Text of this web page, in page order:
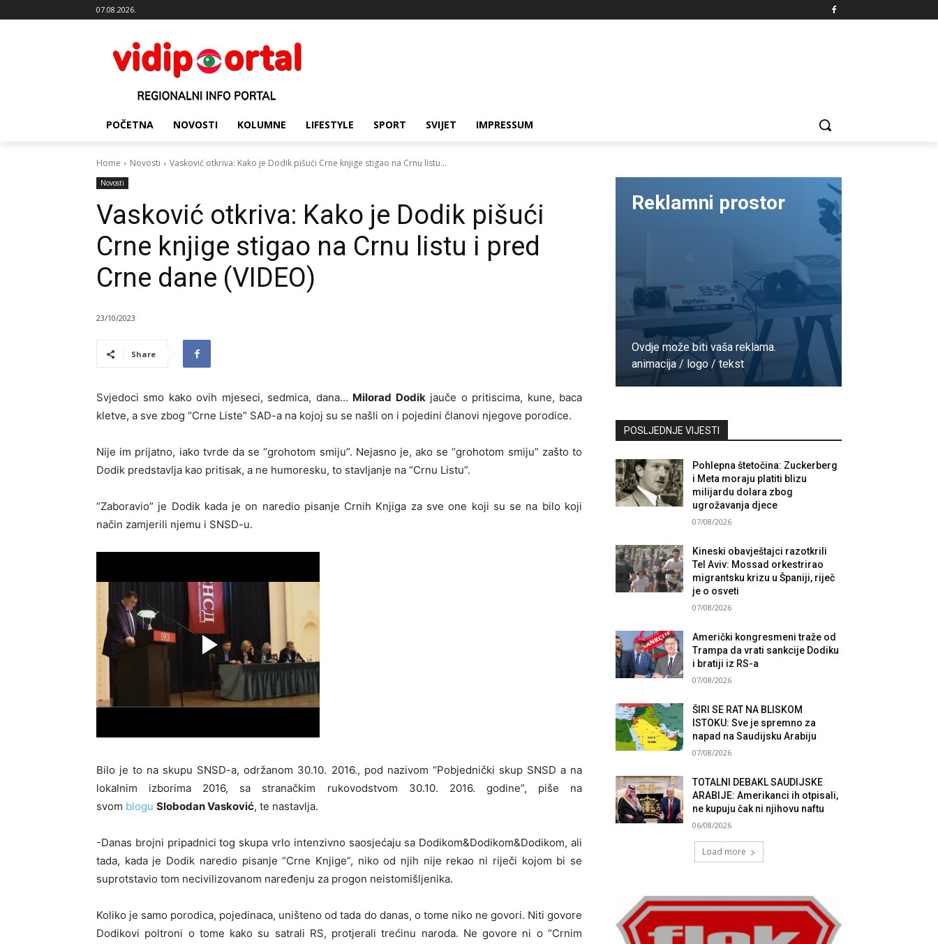
07.08.2026.
POČETNA NOVOSTI KOLUMNE LIFESTYLE SPORT SVIJET IMPRESSUM
Home Novosti Vasković otkriva: Kako je Dodik pišući Crne knjige stigao na Crnu listu...
Novosti
Vasković otkriva: Kako je Dodik pišući
Crne knjige stigao na Crnu listu i pred
Crne dane (VIDEO)
23/10/2023
Share
Svjedoci smo kako ovih mjeseci, sedmica, dana… Milorad Dodikjauče o pritiscima, kune, baca
kletve, a sve zbog “Crne Liste” SAD-a na kojoj su se našli on i pojedini članovi njegove porodice.
Nije im prijatno, iako tvrde da se “grohotom smiju”. Nejasno je, ako se “grohotom smiju” zašto to
Dodik predstavlja kao pritisak, a ne humoresku, to stavljanje na “Crnu Listu”.
“Zaboravio” je Dodik kada je on naredio pisanje Crnih Knjiga za sve one koji su se na bilo koji
način zamjerili njemu i SNSD-u.
Bilo je to na skupu SNSD-a, održanom 30.10. 2016., pod nazivom “Pobjednički skup SNSD a na
lokalnim izborima 2016, sa stranačkim rukovodstvom 30.10. 2016. godine”, piše na
svom blogu Slobodan Vasković, te nastavlja.
-Danas brojni pripadnici tog skupa vrlo intenzivno saosjećaju sa Dodikom&Dodikom&Dodikom, ali
tada, kada je Dodik naredio pisanje “Crne Knjige”, niko od njih nije rekao ni riječi kojom bi se
suprotstavio tom necivilizovanom naređenju za progon neistomišljenika.
Koliko je samo porodica, pojedinaca, uništeno od tada do danas, o tome niko ne govori. Niti govore
Dodikovi poltroni o tome kako su satrali RS, protjerali trećinu naroda. Ne govore ni o “Crnim
Reklamni prostor
Ovdje može biti vaša reklama.
animacija / logo / tekst
POSLJEDNJE VIJESTI
Pohlepna štetočina: Zuckerberg
i Meta moraju platiti blizu
milijardu dolara zbog
ugrožavanja djece
07/08/2026
Kineski obavještajci razotkrili
Tel Aviv: Mossad orkestrirao
migrantsku krizu u Španiji, riječ
je o osveti
07/08/2026
Američki kongresmeni traže od
Trampa da vrati sankcije Dodiku
i bratiji iz RS-a
07/08/2026
ŠIRI SE RAT NA BLISKOM
ISTOKU: Sve je spremno za
napad na Saudijsku Arabiju
07/08/2026
TOTALNI DEBAKL SAUDIJSKE
ARABIJE: Amerikanci ih otpisali,
ne kupuju čak ni njihovu naftu
06/08/2026
Load more